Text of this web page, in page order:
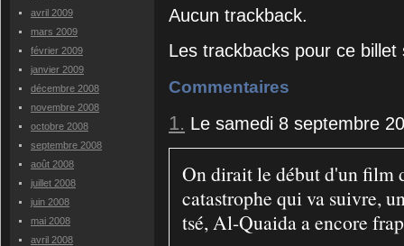
avril 2009
mars 2009
février 2009
janvier 2009
décembre 2008
novembre 2008
octobre 2008
septembre 2008
août 2008
juillet 2008
juin 2008
mai 2008
avril 2008
Aucun trackback.
Les trackbacks pour ce
Commentaires
1. Le samedi 8 septembre
On dirait le début d'un film
catastrophe qui va suivre,
tsé, Al-Quaida a encore